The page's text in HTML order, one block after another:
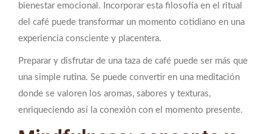
bienestar emocional. Incorporar esta filosofía en el ritual
del café puede transformar un momento cotidiano en una
experiencia consciente y placentera.
Preparar y disfrutar de una taza de café puede ser más que
una simple rutina. Se puede convertir en una meditación
donde se valoren los aromas, sabores y texturas,
enriqueciendo así la conexión con el momento presente.